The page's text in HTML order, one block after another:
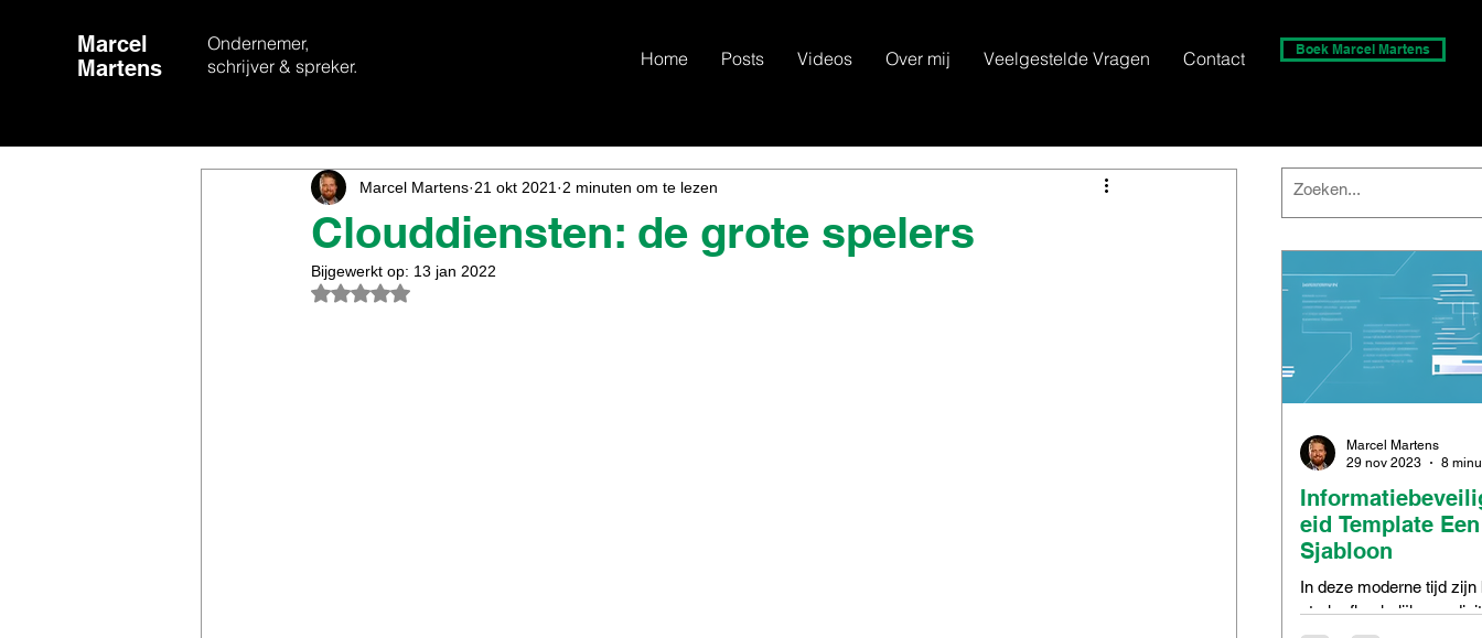
Marcel
Martens
Ondernemer,
schrijver & spreker.
Home Posts Videos Over mij Veelgestelde Vragen Contact Boek Marcel Martens
Clouddiensten: de grote spelers
Marcel Martens 21 okt 2021 2 minuten om te lezen
Bijgewerkt op: 13 jan 2022
Beoordeeld met NaN uit 5 sterren.
eid Template
Sjabloon
In deze moderne tijd zijn
sterk afhankelijk van
Marcel Martens
29 nov 2023